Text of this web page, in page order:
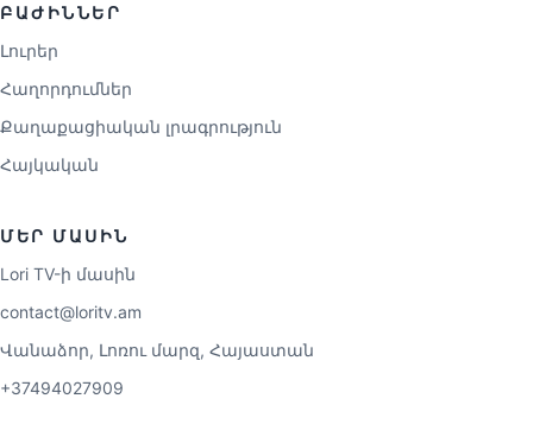
ԲԱԺԻՆՆԵՐ
Լուրեր
Հաղորդումներ
Քաղաքացիական լրագրություն
Հայկական
ՄԵՐ ՄԱՍԻՆ
Lori TV-ի մասին
contact@loritv.am
Վանաձոր, Լոռու մարզ, Հայաստան
+37494027909